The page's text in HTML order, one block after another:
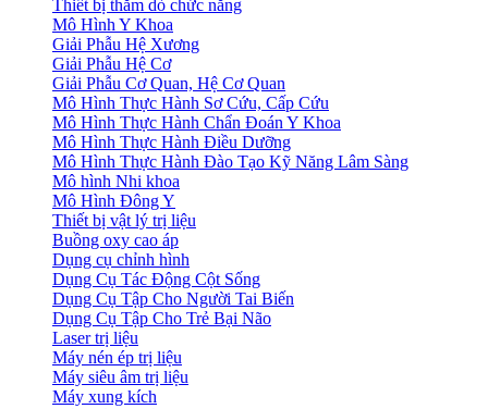
Thiết bị thăm dò chức năng
Mô Hình Y Khoa
Giải Phẫu Hệ Xương
Giải Phẫu Hệ Cơ
Giải Phẫu Cơ Quan, Hệ Cơ Quan
Mô Hình Thực Hành Sơ Cứu, Cấp Cứu
Mô Hình Thực Hành Chẩn Đoán Y Khoa
Mô Hình Thực Hành Điều Dưỡng
Mô Hình Thực Hành Đào Tạo Kỹ Năng Lâm Sàng
Mô hình Nhi khoa
Mô Hình Đông Y
Thiết bị vật lý trị liệu
Buồng oxy cao áp
Dụng cụ chỉnh hình
Dụng Cụ Tác Động Cột Sống
Dụng Cụ Tập Cho Người Tai Biến
Dụng Cụ Tập Cho Trẻ Bại Não
Laser trị liệu
Máy nén ép trị liệu
Máy siêu âm trị liệu
Máy xung kích